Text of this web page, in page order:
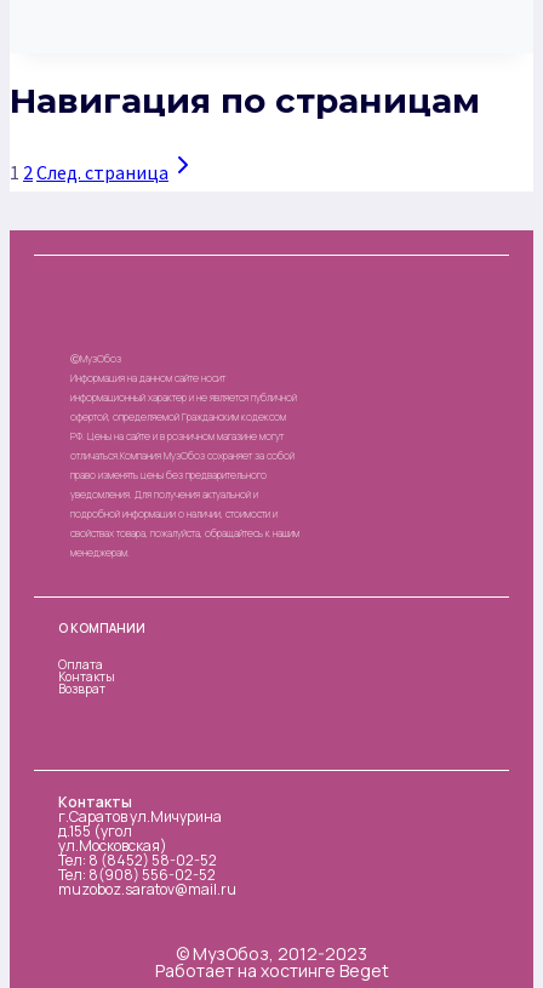
Навигация по страницам
1 2След. страница
ⒸМузОбоз
Информация на данном сайте носит
информационный характер и не является публичной
офертой, определяемой Гражданским кодексом
РФ. Цены на сайте и в розничном магазине могут
отличаться.Компания МузОбоз сохраняет за собой
право изменять цены без предварительного
уведомления. Для получения актуальной и
подробной информации о наличии, стоимости и
свойствах товара, пожалуйста, обращайтесь к нашим
менеджерам.
О КОМПАНИИ
Оплата
Контакты
Возврат
Контакты
г.Саратов ул.Мичурина
д.155 (угол
ул.Московская)
Тел: 8 (8452) 58-02-52
Тел: 8(908) 556-02-52
muzoboz.saratov@mail.ru
© МузОбоз, 2012-2023
Работает на хостинге Beget